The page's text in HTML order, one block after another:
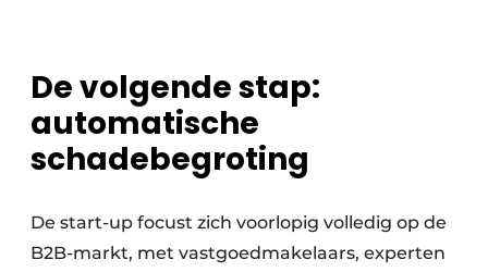
De volgende stap:
automatische
schadebegroting
De start-up focust zich voorlopig volledig op de
B2B-markt, met vastgoedmakelaars, experten